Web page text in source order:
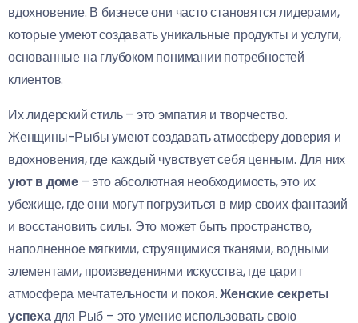
вдохновение. В бизнесе они часто становятся лидерами,
которые умеют создавать уникальные продукты и услуги,
основанные на глубоком понимании потребностей
клиентов.
Их лидерский стиль – это эмпатия и творчество.
Женщины-Рыбы умеют создавать атмосферу доверия и
вдохновения, где каждый чувствует себя ценным. Для них
уют в доме – это абсолютная необходимость, это их
убежище, где они могут погрузиться в мир своих фантазий
и восстановить силы. Это может быть пространство,
наполненное мягкими, струящимися тканями, водными
элементами, произведениями искусства, где царит
атмосфера мечтательности и покоя.Женские секреты
успехадля Рыб – это умение использовать свою